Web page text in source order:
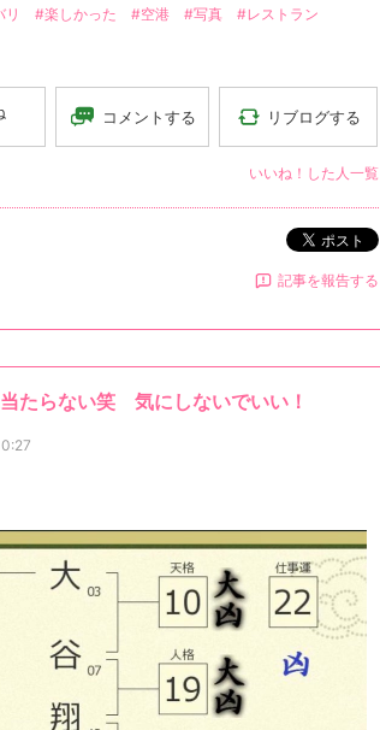
リ #楽しかった #空港 #写真 #レストラン
コメントする リブログする
いいね！した人一覧
ポスト
記事を報告する
たらない笑 気にしないでいい！